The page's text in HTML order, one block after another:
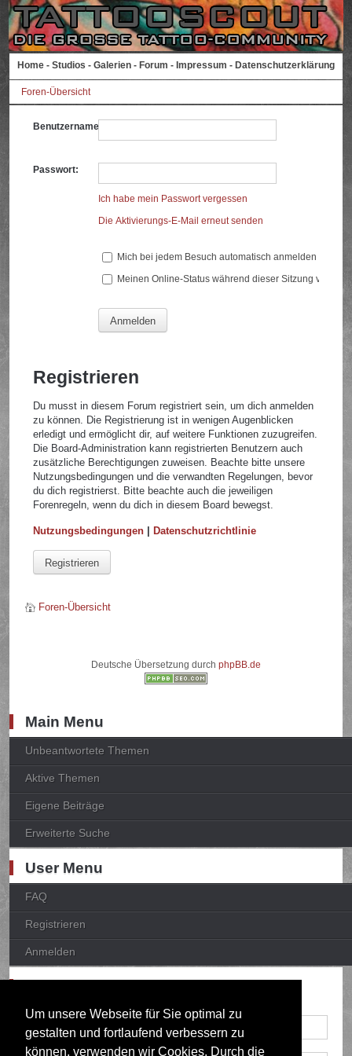
Um unsere Webseite für Sie optimal zu
gestalten und fortlaufend verbessern zu
können, verwenden wir Cookies. Durch die
Home - Studios - Galerien - Forum - Impressum - Datenschutzerklärung
Foren-Übersicht
Benutzername:
Passwort:
Ich habe mein Passwort vergessen
Die Aktivierungs-E-Mail erneut senden
Mich bei jedem Besuch automatisch anmelden
Meinen Online-Status während dieser Sitzung
Registrieren
Du musst in diesem Forum registriert sein, um dich anmelden
zu können. Die Registrierung ist in wenigen Augenblicken
erledigt und ermöglicht dir, auf weitere Funktionen zuzugreifen.
Die Board-Administration kann registrierten Benutzern auch
zusätzliche Berechtigungen zuweisen. Beachte bitte unsere
Nutzungsbedingungen und die verwandten Regelungen, bevor
du dich registrierst. Bitte beachte auch die jeweiligen
Forenregeln, wenn du dich in diesem Board bewegst.
Nutzungsbedingungen |Datenschutzrichtlinie
Registrieren
Foren-Übersicht
Deutsche Übersetzung durch phpBB.de
Main Menu
Unbeantwortete Themen
Aktive Themen
Eigene Beiträge
Erweiterte Suche
User Menu
FAQ
Registrieren
Anmelden